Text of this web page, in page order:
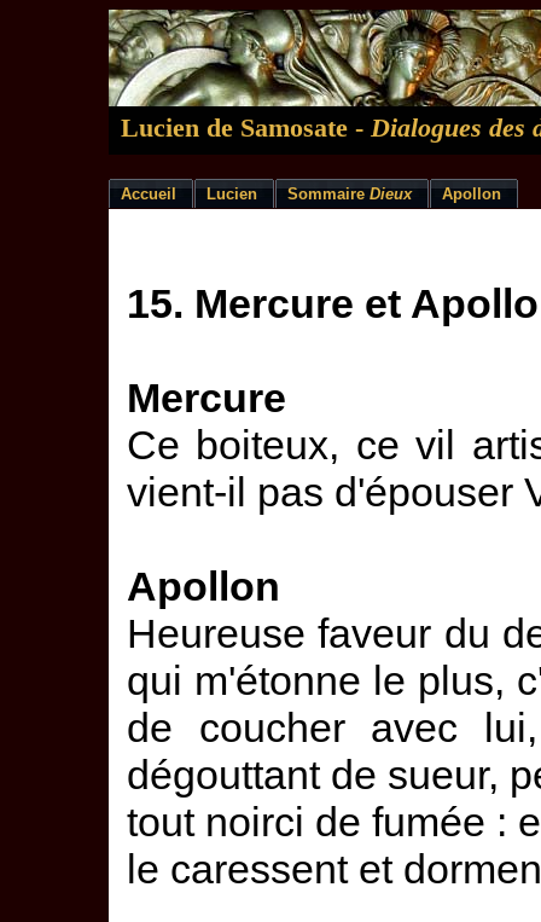
Lucien de Samosate - Dialogues des
Accueil Lucien SommaireDieux Apollon
15. Mercure et
Mercure
Ce boiteux, ce vil
vient-il pas d'épouser
Apollon
Heureuse faveur du
qui m'étonne le plus,
de coucher avec
dégouttant de sueur,
tout noirci de fumée :
le caressent et